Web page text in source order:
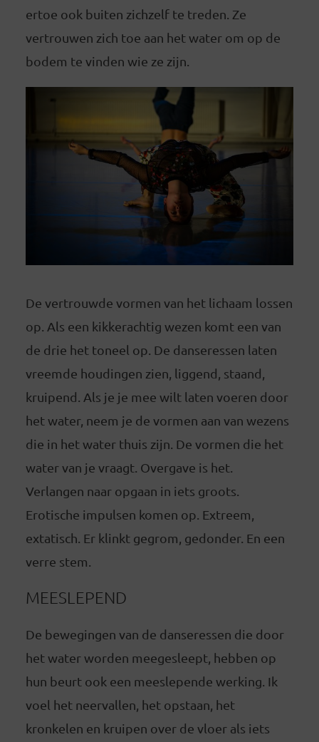
ertoe ook buiten zichzelf te treden. Ze
vertrouwen zich toe aan het water om op de
bodem te vinden wie ze zijn.
De vertrouwde vormen van het lichaam lossen
op. Als een kikkerachtig wezen komt een van
de drie het toneel op. De danseressen laten
vreemde houdingen zien, liggend, staand,
kruipend. Als je je mee wilt laten voeren door
het water, neem je de vormen aan van wezens
die in het water thuis zijn. De vormen die het
water van je vraagt. Overgave is het.
Verlangen naar opgaan in iets groots.
Erotische impulsen komen op. Extreem,
extatisch. Er klinkt gegrom, gedonder. En een
verre stem.
MEESLEPEND
De bewegingen van de danseressen die door
het water worden meegesleept, hebben op
hun beurt ook een meeslepende werking. Ik
voel het neervallen, het opstaan, het
kronkelen en kruipen over de vloer als iets